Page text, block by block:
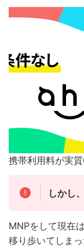
携帯利用料が実
しかし
MNPをして現在は
移り歩いてしまっ